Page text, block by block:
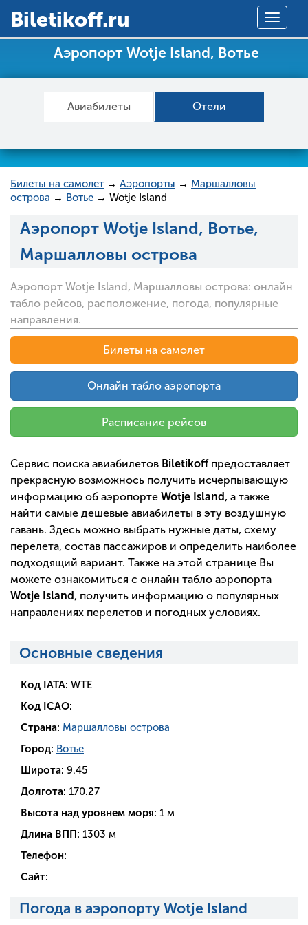
Toggle
Вiletikoff.ru
Аэропорт Wotje Island, Вотье
Авиабилеты Отели
Билеты на самолет → Аэропорты → Маршалловы
острова → Вотье → Wotje Island
Аэропорт Wotje Island, Вотье,
Маршалловы острова
Аэропорт Wotje Island, Маршалловы острова: онлайн
табло рейсов, расположение, погода, популярные
направления.
Билеты на самолет
Онлайн табло аэропорта
Расписание рейсов
Сервис поиска авиабилетов Biletikoffпредоставляет
прекрасную возможнось получить исчерпывающую
информацию об аэропорте Wotje Island , а также
найти самые дешевые авиабилеты в эту воздушную
гавань. Здесь можно выбрать нужные даты, схему
перелета, состав пассажиров и определить наиболее
подходящий вариант. Также на этой странице Вы
можете ознакомиться с онлайн табло аэропорта
Wotje Island , получить информацию о популярных
направлениях перелетов и погодных условиях.
Основные сведения
Код IATA: WTE
Код ICAO:
Страна: Маршалловы острова
Город: Вотье
Широта: 9.45
Долгота: 170.27
Высота над уровнем моря: 1 м
Длина ВПП: 1303 м
Телефон:
Сайт:
Погода в аэропорту Wotje Island